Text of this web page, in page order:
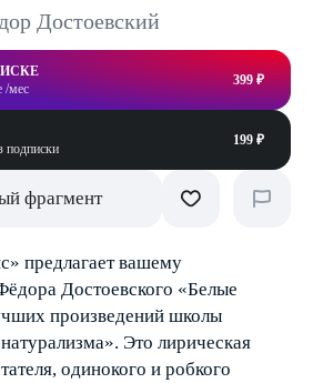
Достоевский
/мес
399 ₽
подписки
199 ₽
фрагмент
предлагает вашему
Достоевского «Белые
произведений школы
Это лирическая
одинокого и робкого